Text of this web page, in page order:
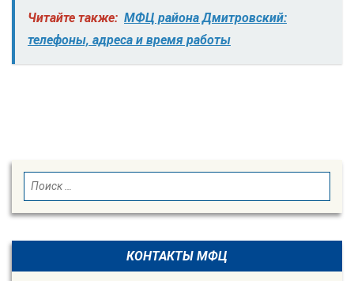
Читайте также: МФЦ района Дмитровский:
телефоны, адреса и время работы
Search
for:
SEARCH
КОНТАКТЫ МФЦ